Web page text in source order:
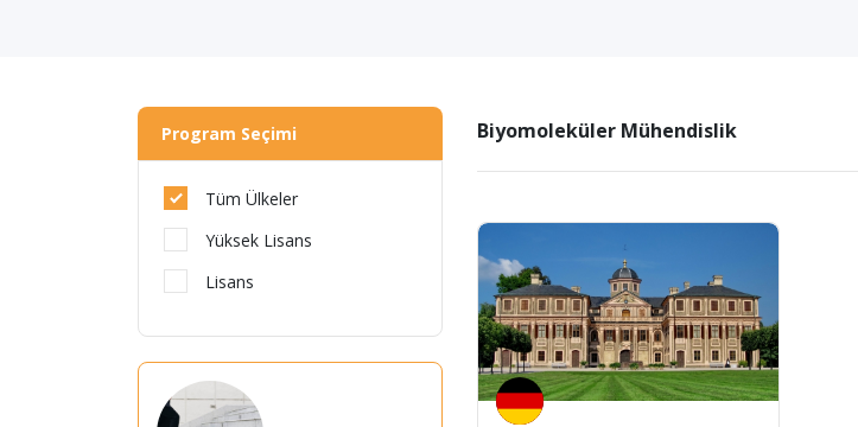
Program Seçimi
Tüm Ülkeler
Yüksek Lisans
Lisans
Biyomoleküler Mühendislik